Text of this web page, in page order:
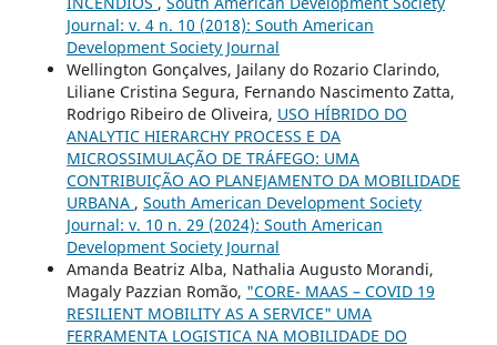
Journal: v. 4 n. 10 (2018): South American
Development Society Journal
Wellington Gonçalves, Jailany do Rozario Clarindo,
Liliane Cristina Segura, Fernando Nascimento Zatta,
Rodrigo Ribeiro de Oliveira, USO HÍBRIDO DO
ANALYTIC HIERARCHY PROCESS E DA
MICROSSIMULAÇÃO DE TRÁFEGO: UMA
CONTRIBUIÇÃO AO PLANEJAMENTO DA MOBILIDADE
URBANA , South American Development Society
Journal: v. 10 n. 29 (2024): South American
Development Society Journal
Amanda Beatriz Alba, Nathalia Augusto Morandi,
Magaly Pazzian Romão, "CORE- MAAS – COVID 19
RESILIENT MOBILITY AS A SERVICE" UMA
FERRAMENTA LOGISTICA NA MOBILIDADE DO